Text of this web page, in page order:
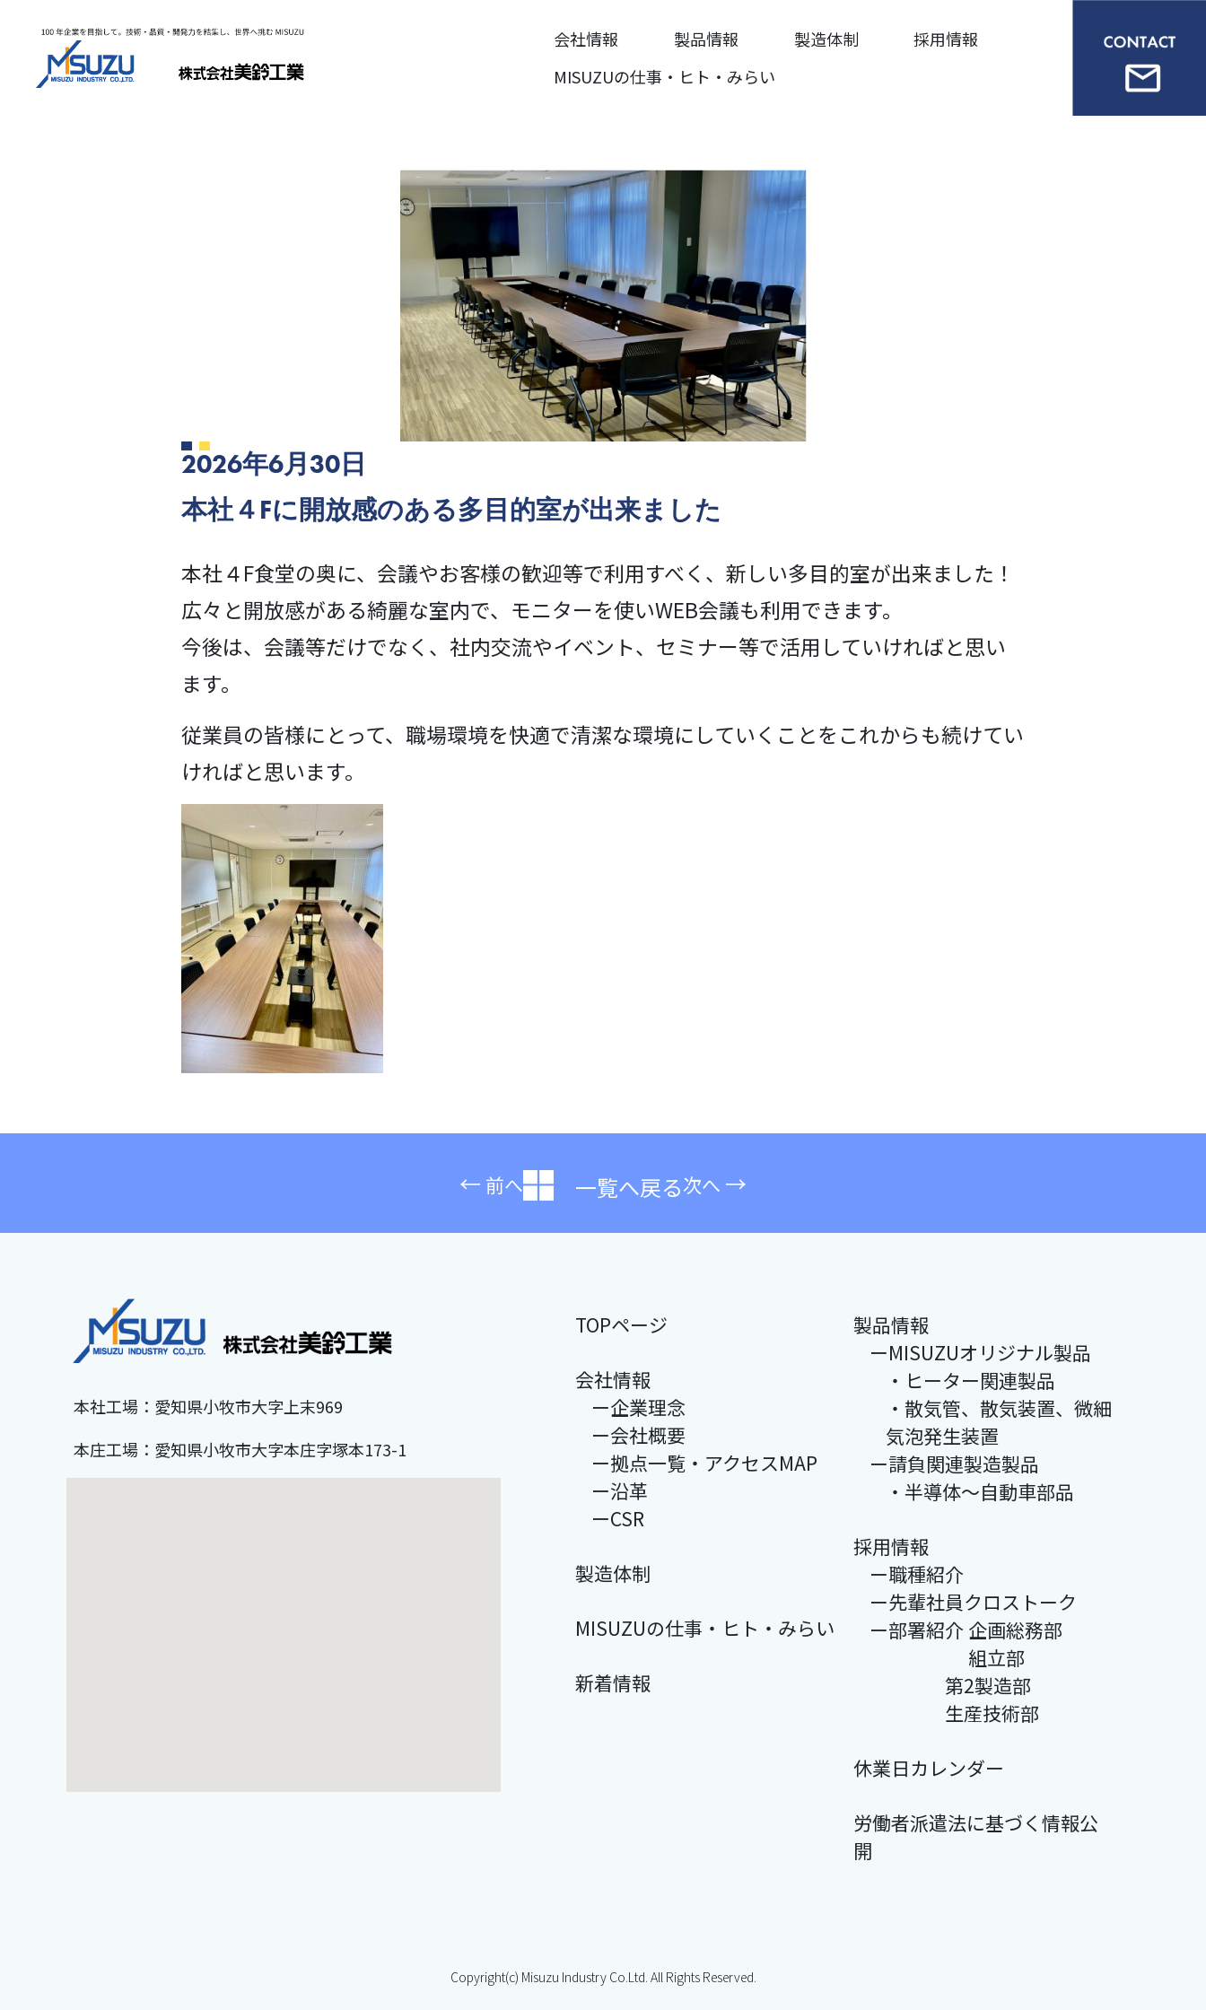
会社情報 製品情報 製造体制
採用情報
MISUZUの仕事・ヒト・みらい
2026年6月30日
本社４Fに開放感のある多目的室が出来ました
本社４F食堂の奥に、会議やお客様の歓迎等で利用すべく、新しい多目的室が出来ました！
広々と開放感がある綺麗な室内で、モニターを使いWEB会議も利用できます。
今後は、会議等だけでなく、社内交流やイベント、セミナー等で活用していければと思い
ます。
従業員の皆様にとって、職場環境を快適で清潔な環境にしていくことをこれからも続けてい
ければと思います。
← 前へ 一覧へ戻る次へ →
本社工場：愛知県小牧市大字上末969
本庄工場：愛知県小牧市大字本庄字塚本173-1
TOPページ
会社情報
ー企業理念
ー会社概要
ー拠点一覧・アクセスMAP
ー沿革
ーCSR
製造体制
MISUZUの仕事・ヒト・みらい
新着情報
製品情報
ーMISUZUオリジナル製品
・ヒーター関連製品
・散気管、散気装置、微細
気泡発生装置
ー請負関連製造製品
・半導体～自動車部品
採用情報
ー職種紹介
ー先輩社員クロストーク
ー部署紹介 企画総務部
組立部
第2製造部
生産技術部
休業日カレンダー
労働者派遣法に基づく情報公
開
Copyright(c) Misuzu Industry Co.Ltd. All Rights Reserved.